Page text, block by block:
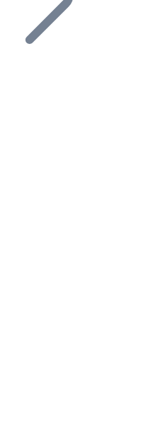
ecosistema.
e
al nostro servizio di